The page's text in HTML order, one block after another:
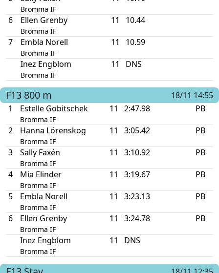
Bromma IF
6 Ellen Grenby
Bromma IF
11 10.44
7 Embla Norell
Bromma IF
11 10.59
Inez Engblom
Bromma IF
11 DNS
F13 800 m
18/11 14:55
1
Estelle Gobitschek
Bromma IF
11 2:47.98 PB
2 Hanna Lörenskog
Bromma IF
11 3:05.42 PB
3 Sally Faxén
Bromma IF
11 3:10.92 PB
4 Mia Elinder
Bromma IF
11 3:19.67 PB
5 Embla Norell
Bromma IF
11 3:23.13 PB
6 Ellen Grenby
Bromma IF
11 3:24.78 PB
Inez Engblom
Bromma IF
11 DNS